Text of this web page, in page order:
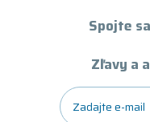
Spojte
Zľavy a